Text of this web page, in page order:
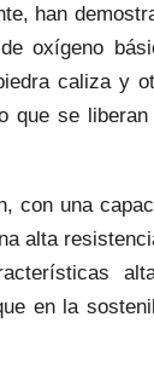
han
oxígeno
caliza y
se liberan
una
alta
en la